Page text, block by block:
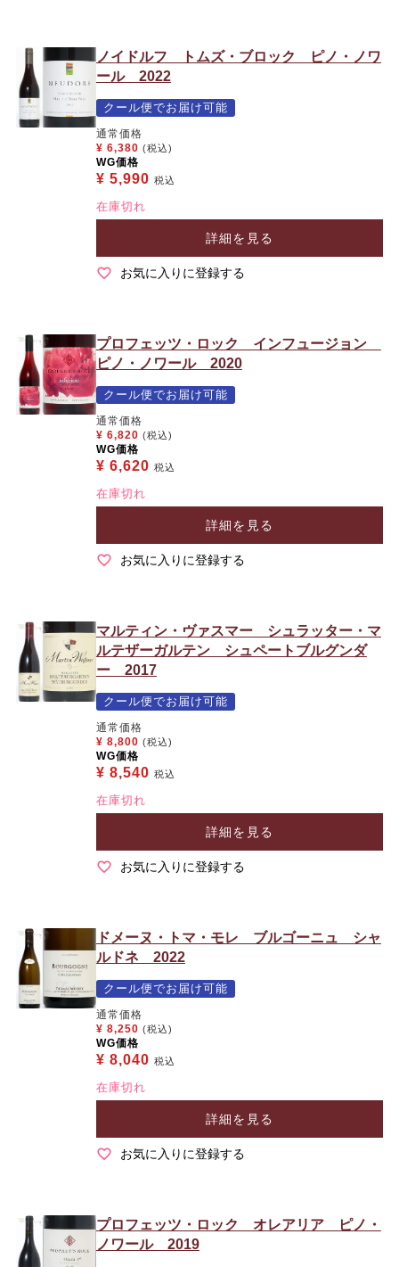
ノイドルフ トムズ・ブロック ピノ・ノワ
ール 2022
クール便でお届け可能
通常価格
¥ 6,380 (税込)
WG価格
¥ 5,990 税込
在庫切れ
詳細を見る
お気に入りに登録する
プロフェッツ・ロック インフュージョン
ピノ・ノワール 2020
クール便でお届け可能
通常価格
¥ 6,820 (税込)
WG価格
¥ 6,620 税込
在庫切れ
詳細を見る
お気に入りに登録する
マルティン・ヴァスマー シュラッター・マ
ルテザーガルテン シュペートブルグンダ
ー 2017
クール便でお届け可能
通常価格
¥ 8,800 (税込)
WG価格
¥ 8,540 税込
在庫切れ
詳細を見る
お気に入りに登録する
ドメーヌ・トマ・モレ ブルゴーニュ シャ
ルドネ 2022
クール便でお届け可能
通常価格
¥ 8,250 (税込)
WG価格
¥ 8,040 税込
在庫切れ
詳細を見る
お気に入りに登録する
プロフェッツ・ロック オレアリア ピノ・
ノワール 2019